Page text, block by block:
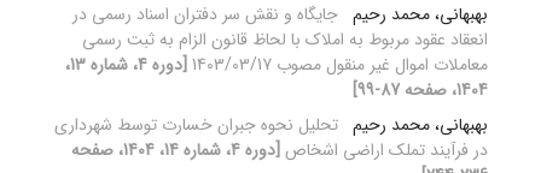
بهبهانی، محمد رحیم جایگاه و نقش سر دفتران اسناد رسمی در
انعقاد عقود مربوط به املاک با لحاظ قانون الزام به ثبت رسمی
معاملات اموال غیر منقول مصوب 1403/03/17
[دوره 4، شماره 13،
1404، صفحه 87-99]
بهبهانی، محمد رحیم تحلیل نحوه جبران خسارت توسط شهرداری
در فرآیند تملک اراضی اشخاص
[دوره 4، شماره 14، 1404، صفحه